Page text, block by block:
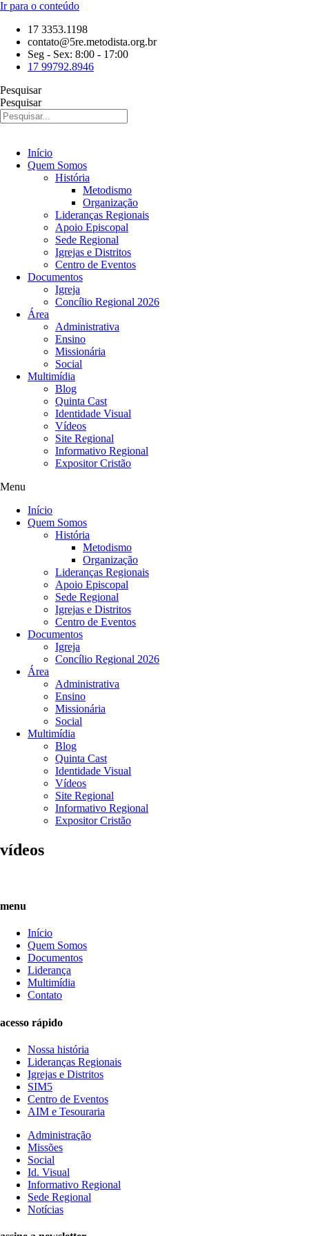
Ir para o conteúdo
17 3353.1198
contato@5re.metodista.org.br
Seg - Sex: 8:00 - 17:00
17 99792.8946
Pesquisar
Pesquisar
Início
Quem Somos
História
Metodismo
Organização
Lideranças Regionais
Apoio Episcopal
Sede Regional
Igrejas e Distritos
Centro de Eventos
Documentos
Igreja
Concílio Regional 2026
Área
Administrativa
Ensino
Missionária
Social
Multimídia
Blog
Quinta Cast
Identidade Visual
Vídeos
Site Regional
Informativo Regional
Expositor Cristão
Menu
Início
Quem Somos
História
Metodismo
Organização
Lideranças Regionais
Apoio Episcopal
Sede Regional
Igrejas e Distritos
Centro de Eventos
Documentos
Igreja
Concílio Regional 2026
Área
Administrativa
Ensino
Missionária
Social
Multimídia
Blog
Quinta Cast
Identidade Visual
Vídeos
Site Regional
Informativo Regional
Expositor Cristão
vídeos
menu
Início
Quem Somos
Documentos
Liderança
Multimídia
Contato
acesso rápido
Nossa história
Lideranças Regionais
Igrejas e Distritos
SIM5
Centro de Eventos
AIM e Tesouraria
Administração
Missões
Social
Id. Visual
Informativo Regional
Sede Regional
Notícias